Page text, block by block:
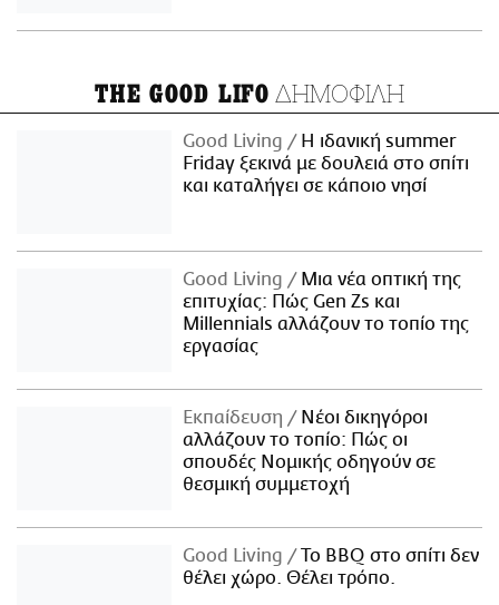
THE GOOD LIFO ΔΗΜΟΦΙΛΗ
Good Living
Η ιδανική summer
Friday ξεκινά με δουλειά στο σπίτι
και καταλήγει σε κάποιο νησί
Good Living
Μια νέα οπτική της
επιτυχίας: Πώς Gen Zs και
Millennials αλλάζουν το τοπίο της
εργασίας
Εκπαίδευση
Νέοι δικηγόροι
αλλάζουν το τοπίο: Πώς οι
σπουδές Νομικής οδηγούν σε
θεσμική συμμετοχή
Good Living
Το BBQ στο σπίτι δεν
θέλει χώρο. Θέλει τρόπο.